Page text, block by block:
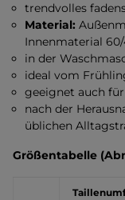
trendvolles
Material:
Innenmaterial
in der
ideal vom
geeignet auch
nach der
üblichen
Größentabelle